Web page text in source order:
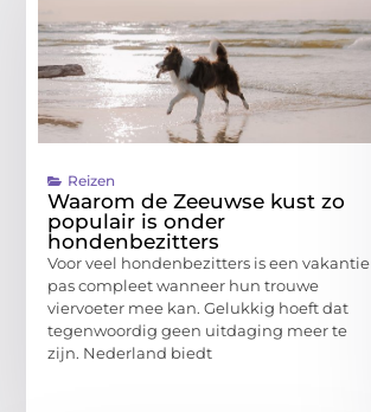
Reizen
Waarom de Zeeuwse kust zo
populair is onder
hondenbezitters
Voor veel hondenbezitters is een vakantie
pas compleet wanneer hun trouwe
viervoeter mee kan. Gelukkig hoeft dat
tegenwoordig geen uitdaging meer te
zijn. Nederland biedt